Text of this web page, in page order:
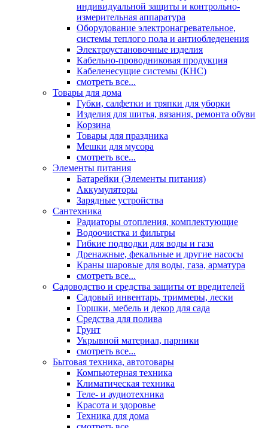
индивидуальной защиты и контрольно-
измерительная аппаратура
Оборудование электронагревательное,
системы теплого пола и антиобледенения
Электроустановочные изделия
Кабельно-проводниковая продукция
Кабеленесущие системы (КНС)
смотреть все...
Товары для дома
Губки, салфетки и тряпки для уборки
Изделия для шитья, вязания, ремонта обуви
Корзина
Товары для праздника
Мешки для мусора
смотреть все...
Элементы питания
Батарейки (Элементы питания)
Аккумуляторы
Зарядные устройства
Сантехника
Радиаторы отопления, комплектующие
Водоочистка и фильтры
Гибкие подводки для воды и газа
Дренажные, фекальные и другие насосы
Краны шаровые для воды, газа, арматура
смотреть все...
Садоводство и средства защиты от вредителей
Садовый инвентарь, триммеры, лески
Горшки, мебель и декор для сада
Средства для полива
Грунт
Укрывной материал, парники
смотреть все...
Бытовая техника, автотовары
Компьютерная техника
Климатическая техника
Теле- и аудиотехника
Красота и здоровье
Техника для дома